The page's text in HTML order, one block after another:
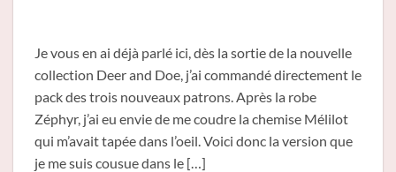
Je vous en ai déjà parlé ici, dès la sortie de la nouvelle
collection Deer and Doe, j’ai commandé directement le
pack des trois nouveaux patrons. Après la robe
Zéphyr, j’ai eu envie de me coudre la chemise Mélilot
qui m’avait tapée dans l’oeil. Voici donc la version que
je me suis cousue dans le […]